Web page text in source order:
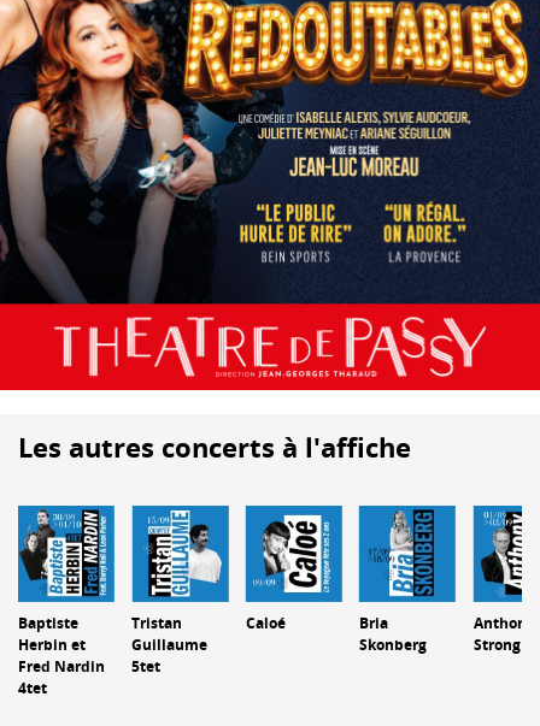
Les autres concerts à l'affiche
Baptiste
Herbin et
Fred Nardin
4tet
Tristan
Guillaume
5tet
Caloé
Bria
Skonberg
Anthony
Strong